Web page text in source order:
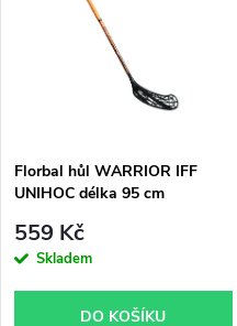
p
r
o
s
p
r
Florbal hůl WARRIOR IFF
UNIHOC délka 95 cm
559 Kč
Skladem
DO KOŠÍKU